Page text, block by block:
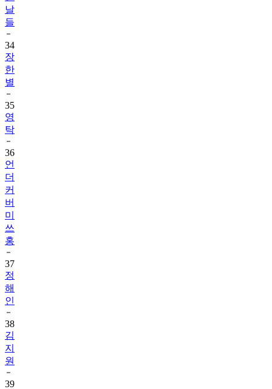
34
장
한
별
35
영
탁
36
언
더
커
버
미
쓰
홍
37
정
해
인
38
김
지
원
39
모
범